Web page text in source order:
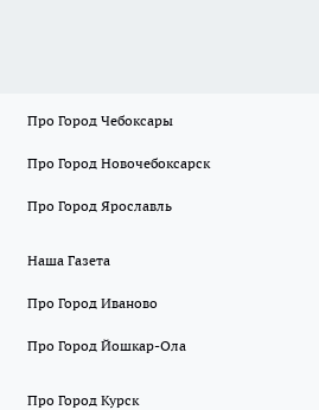
Про Город Чебоксары
Про Город Новочебоксарск
Про Город Ярославль
Наша Газета
Про Город Иваново
Про Город Йошкар-Ола
Про Город Курск